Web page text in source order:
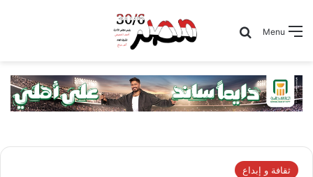
Menu
Search for
ثقافة و إبداع